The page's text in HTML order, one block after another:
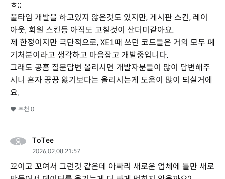
ㅎ;;
풀타임 개발을 하고있지 않은것도 있지만, 게시판 스킨, 레이
아웃, 회원 스킨등 아직도 고칠것이 산더미같아요.
제 한정이지만 극단적으로, XE1때 쓰던 코드들은 거의 모두 폐
기처분이라고 생각하고 마음잡고 개발중입니다.
그래도 공홈 질문답변 올리시면 개발자분들이 많이 답변해주
시니 혼자 끙끙 앓기보다는 올리시는게 도움이 많이 되실거에
요.
추천 0
ToTee
2026.02.08 21:57
꼬이고 꼬여서 그런것 같은데 아싸리 새로운 업체에 틀만 새로